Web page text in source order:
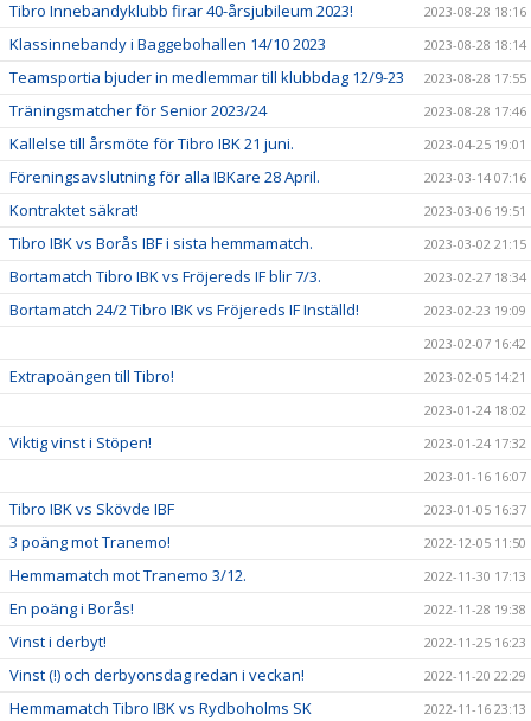
Tibro Innebandyklubb firar 40-årsjubileum 2023! 2023-08-28 18:16
Klassinnebandy i Baggebohallen 14/10 2023 2023-08-28 18:14
Teamsportia bjuder in medlemmar till klubbdag 12/9-23 2023-08-28 17:55
Träningsmatcher för Senior 2023/24 2023-08-28 17:46
Kallelse till årsmöte för Tibro IBK 21 juni. 2023-04-25 19:01
Föreningsavslutning för alla IBKare 28 April. 2023-03-14 07:16
Kontraktet säkrat! 2023-03-06 19:51
Tibro IBK vs Borås IBF i sista hemmamatch. 2023-03-02 21:15
Bortamatch Tibro IBK vs Fröjereds IF blir 7/3. 2023-02-27 18:34
Bortamatch 24/2 Tibro IBK vs Fröjereds IF Inställd!
2023-02-23 19:09
2023-02-07 16:42
Extrapoängen till Tibro!
2023-02-05 14:21
2023-01-24 18:02
Viktig vinst i Stöpen!
2023-01-24 17:32
2023-01-16 16:07
Tibro IBK vs Skövde IBF 2023-01-05 16:37
3 poäng mot Tranemo! 2022-12-05 11:50
Hemmamatch mot Tranemo 3/12. 2022-11-30 17:13
En poäng i Borås! 2022-11-28 19:38
Vinst i derbyt! 2022-11-25 16:23
Vinst (!) och derbyonsdag redan i veckan! 2022-11-20 22:29
Hemmamatch Tibro IBK vs Rydboholms SK 2022-11-16 23:13